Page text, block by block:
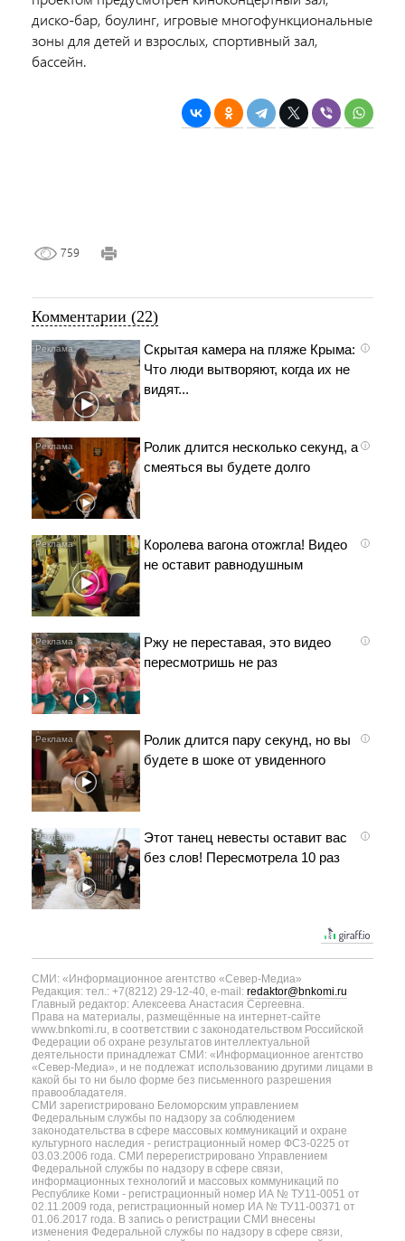
диско-бар, боулинг, игровые многофункциональные
зоны для детей и взрослых, спортивный зал,
бассейн.
759
Комментарии (22)
i
Скрытая камера на пляже Крыма:
Что люди вытворяют, когда их не
видят...
i
Ролик длится несколько секунд, а
смеяться вы будете долго
i
Королева вагона отожгла! Видео
не оставит равнодушным
i
Ржу не переставая, это видео
пересмотришь не раз
i
Ролик длится пару секунд, но вы
будете в шоке от увиденного
i
Этот танец невесты оставит вас
без слов! Пересмотрела 10 раз
СМИ: «Информационное агентство «Север-Медиа»
Редакция: тел.: +7(8212) 29-12-40, e-mail: redaktor@bnkomi.ru
Главный редактор: Алексеева Анастасия Сергеевна.
Права на материалы, размещённые на интернет-сайте
www.bnkomi.ru, в соответствии с законодательством Российской
Федерации об охране результатов интеллектуальной
деятельности принадлежат СМИ: «Информационное агентство
«Север-Медиа», и не подлежат использованию другими лицами в
какой бы то ни было форме без письменного разрешения
правообладателя.
СМИ зарегистрировано Беломорским управлением
Федеральным службы по надзору за соблюдением
законодательства в сфере массовых коммуникаций и охране
культурного наследия - регистрационный номер ФС3-0225 от
03.03.2006 года. СМИ перерегистрировано Управлением
Федеральной службы по надзору в сфере связи,
информационных технологий и массовых коммуникаций по
Республике Коми - регистрационный номер ИА № ТУ11-0051 от
02.11.2009 года, регистрационный номер ИА № ТУ11-00371 от
01.06.2017 года. В запись о регистрации СМИ внесены
изменения Федеральной службы по надзору в сфере связи,